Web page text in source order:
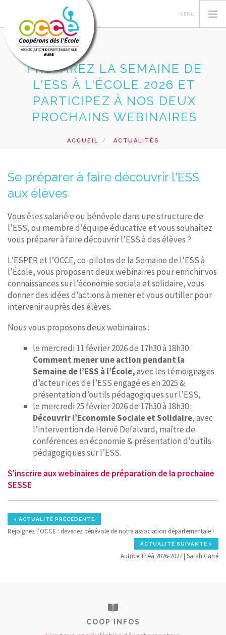
L'OCCE
DANS L'AUBE
GÉRER SA COOPÉRATIVE
ACTIONS PÉDAGOGIQUES
PRÊTS ET VENTES
CONTACT
PRÉPAREZ LA SEMAINE DE
L'ESS À L'ÉCOLE 2026 ET
PARTICIPEZ À NOS DEUX
PROCHAINS WEBINAIRES
ACCUEIL
ACTUALITÉS
Se préparer à faire découvrir l'ESS
aux élèves
Vous êtes salarié·e ou bénévole dans une structure de
l’ESS, ou membre d’équipe éducative et vous souhaitez
vous préparer à faire découvrir l’ESS à des élèves ?
L’ESPER et l’OCCE, co-pilotes de la Semaine de l’ESS à
l’École, vous proposent deux webinaires pour enrichir vos
connaissances sur l’économie sociale et solidaire, vous
donner des idées d’actions à mener et vous outiller pour
intervenir auprès des élèves.
Nous vous proposons deux webinaires :
le mercredi 11 février 2026 de 17h30 à 18h30 :
Comment mener une action pendant la
Semaine de l’ESS à l’École,avec les témoignages
d’acteur·ices de l’ESS engagé·es en 2025 &
présentation d’outils pédagogiques sur l’ESS,
le mercredi 25 février 2026 de 17h30 à 18h30 :
Découvrir l’Economie Sociale et Solidaire, avec
l’intervention de Hervé Defalvard, maître de
conférences en économie & présentation d’outils
pédagogiques sur l’ESS.
S'inscrire aux webinaires de préparation de la prochaine
SESSE
< ACTUALITÉ PRÉCÉDENTE
Rejoignez l’OCCE : devenez bénévole de notre association départementale !
ACTUALITÉ SUIVANTE >
Autrice Théâ 2026-2027 | Sarah Carré
COOP INFOS